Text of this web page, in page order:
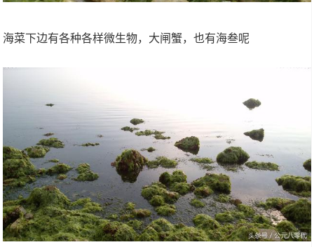
海菜下边有各种各样微生物，大闸蟹，也有海叁呢